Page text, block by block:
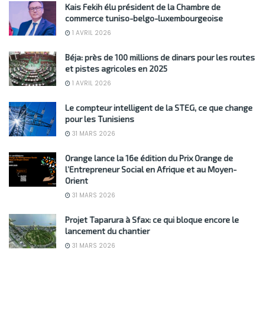
Kais Fekih élu président de la Chambre de
commerce tuniso-belgo-luxembourgeoise
1 AVRIL 2026
Béja: près de 100 millions de dinars pour les routes
et pistes agricoles en 2025
1 AVRIL 2026
Le compteur intelligent de la STEG, ce que change
pour les Tunisiens
31 MARS 2026
Orange lance la 16e édition du Prix Orange de
l’Entrepreneur Social en Afrique et au Moyen-
Orient
31 MARS 2026
Projet Taparura à Sfax: ce qui bloque encore le
lancement du chantier
31 MARS 2026